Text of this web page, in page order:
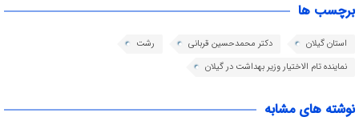
برچسب ها
استان گیلان دکتر محمدحسین قربانی
رشت
نماینده تام الاختیار وزیر بهداشت در گیلان
نوشته های مشابه